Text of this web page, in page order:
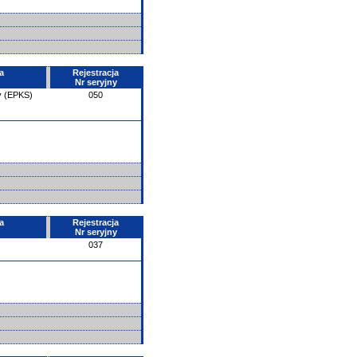
Rejestracja
Nr seryjny
(EPKS)
050
Rejestracja
Nr seryjny
037